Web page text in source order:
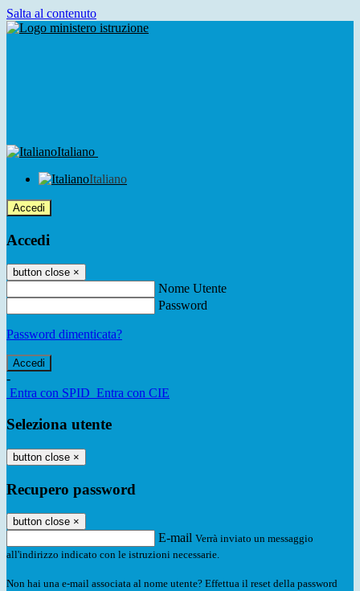
Salta al contenuto
Italiano
Italiano
Accedi
Accedi
button close ×
Nome Utente
Password
Password dimenticata?
-
Entra con SPID Entra con CIE
Seleziona utente
button close ×
Recupero password
button close ×
E-mail Verrà inviato un messaggio
all'indirizzo indicato con le istruzioni necessarie.
Non hai una e-mail associata al nome utente? Effettua il reset della password